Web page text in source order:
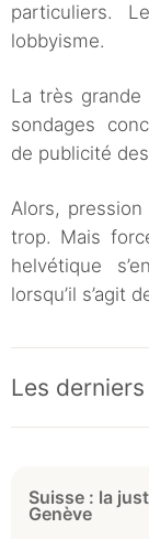
particuliers.
lobbyisme.
La très grande
sondages
de publicité
Alors, pression
trop. Mais
helvétique
lorsqu’il s’agit
Les
Suisse : la
Genève